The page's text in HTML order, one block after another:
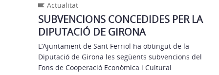
Actualitat
SUBVENCIONS CONCEDIDES PER LA
DIPUTACIÓ DE GIRONA
L’Ajuntament de Sant Ferriol ha obtingut de la
Diputació de Girona les següents subvencions del
Fons de Cooperació Econòmica i Cultural